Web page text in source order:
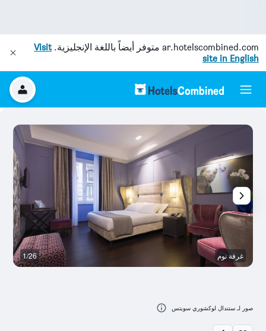
ar.hotelscombined.com متوفر أيضاً باللغة الإنجليزية.Visit
site in English
غرفة نوم 1/26
صور لـ ستندال لوكشوري سويتس